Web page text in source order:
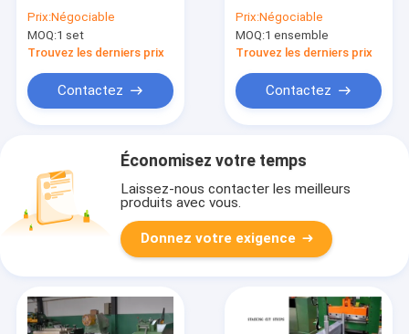
Prix:Négociable
MOQ:1 set
Trouvez les derniers prix
Contactez
vitesse
d'alimentation de
180 m/min, dureté de
système de contrôle
PLC
Prix:Négociable
MOQ:1 ensemble
Trouvez les derniers prix
Contactez
Économisez votre temps
Laissez-nous contacter les meilleurs
produits avec vous.
Donnez votre exigence